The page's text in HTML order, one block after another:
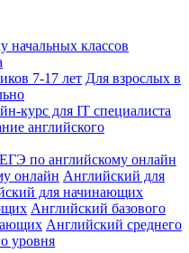
начальных классов
7-17 лет Для взрослых в
курс для IT специалиста
английского
по английскому онлайн
онлайн Английский для
для начинающих
Английский базового
Английский среднего
уровня